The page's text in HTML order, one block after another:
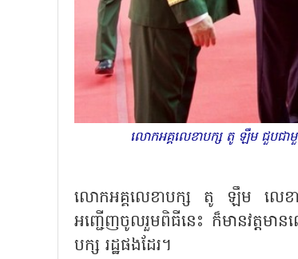
លោកអគ្គលេខាបក្ស តូ ឡឹម ជួបជា
លោកអគ្គលេខាបក្ស តូ ឡឹម លេខាគ
អញ្ជើញចូលរួមពិធីនេះ ក៏មានវត្តមា
បក្ស រដ្ឋផងដែរ។